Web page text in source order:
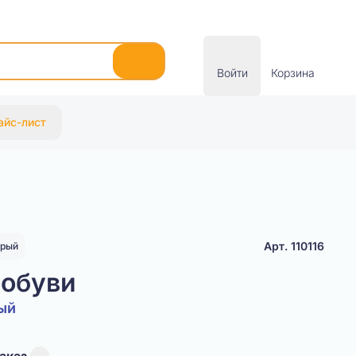
Войти Корзина
лист
Арт. 110116